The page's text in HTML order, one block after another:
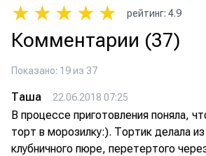
★ ★ ★ ★ ★ рейтинг: 4.9
Комментарии (37)
Показано: 19 из 37
Таша 22.06.2018 07:25
В процессе приготовления поняла,
торт в морозилку:). Тортик делала
клубничного пюре, перетертого